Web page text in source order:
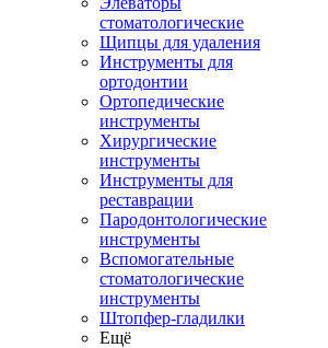
стоматологические
Щипцы для удаления
Инструменты для
ортодонтии
Ортопедические
инструменты
Хирургические
инструменты
Инструменты для
реставрации
Пародонтологические
инструменты
Вспомогательные
стоматологические
инструменты
Штопфер-гладилки
Ещё